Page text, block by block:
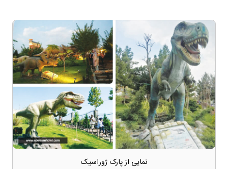
نمایی از پارک ژوراسیک